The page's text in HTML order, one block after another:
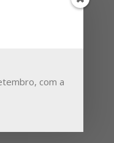
com a